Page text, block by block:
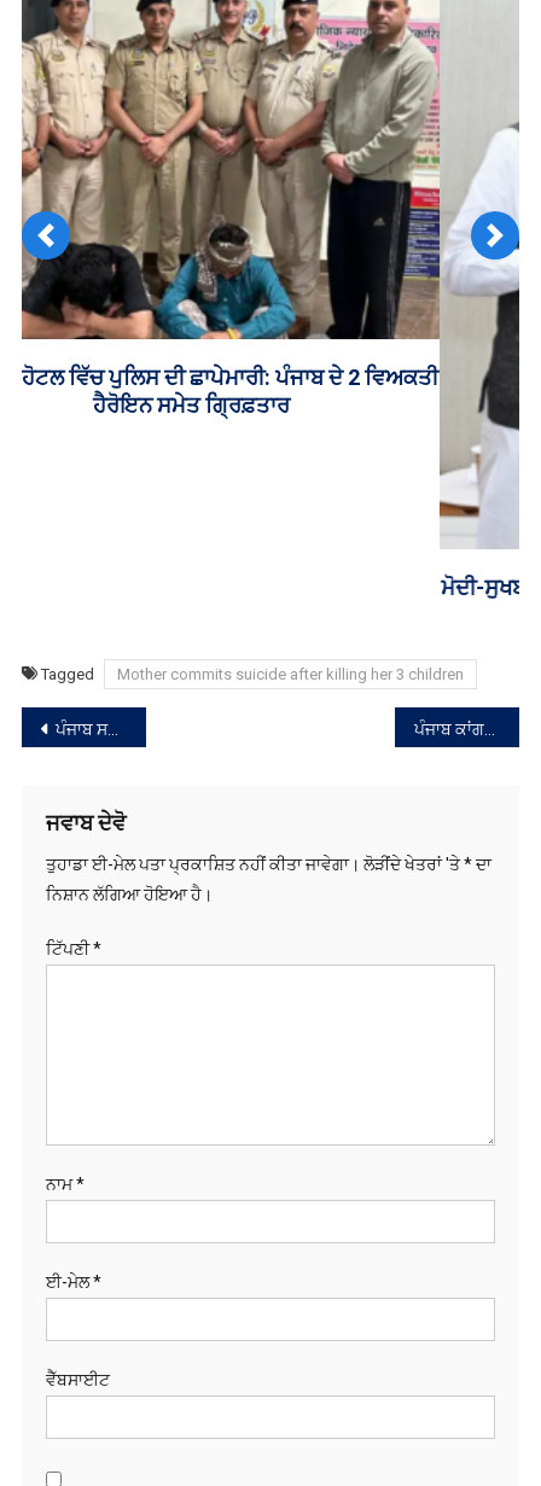
ਮੋਦੀ-ਸੁਖਬੀਰ ਮੁਲਾਕਾਤ ਤੋਂ ਬਾਅਦ ਨਿਤਿਨ ਨਬੀਨ ਨੇ ਪੰਜਾਬ ਭਾਜਪਾ
Previous Next
Tagged Mother commits suicide after killing her 3 children
ਸੰਪਾਦਨਾ
ਪੰਜਾਬ ਸਰਕਾਰ ਵਲੋਂ ਲੈਂਡ ਪੂਲਿੰਗ ਨੀਤੀ ‘ਚ ਸੋਧ
ਜਵਾਬ ਦੇਵੋ
ਤੁਹਾਡਾ ਈ-ਮੇਲ ਪਤਾ ਪ੍ਰਕਾਸ਼ਿਤ ਨਹੀਂ ਕੀਤਾ ਜਾਵੇਗਾ। ਲੋੜੀਂਦੇ ਖੇਤਰਾਂ 'ਤੇ*ਦਾ
ਨਿਸ਼ਾਨ ਲੱਗਿਆ ਹੋਇਆ ਹੈ।
ਟਿੱਪਣੀ*
ਨਾਮ*
ਈ-ਮੇਲ*
ਵੈੱਬਸਾਈਟ